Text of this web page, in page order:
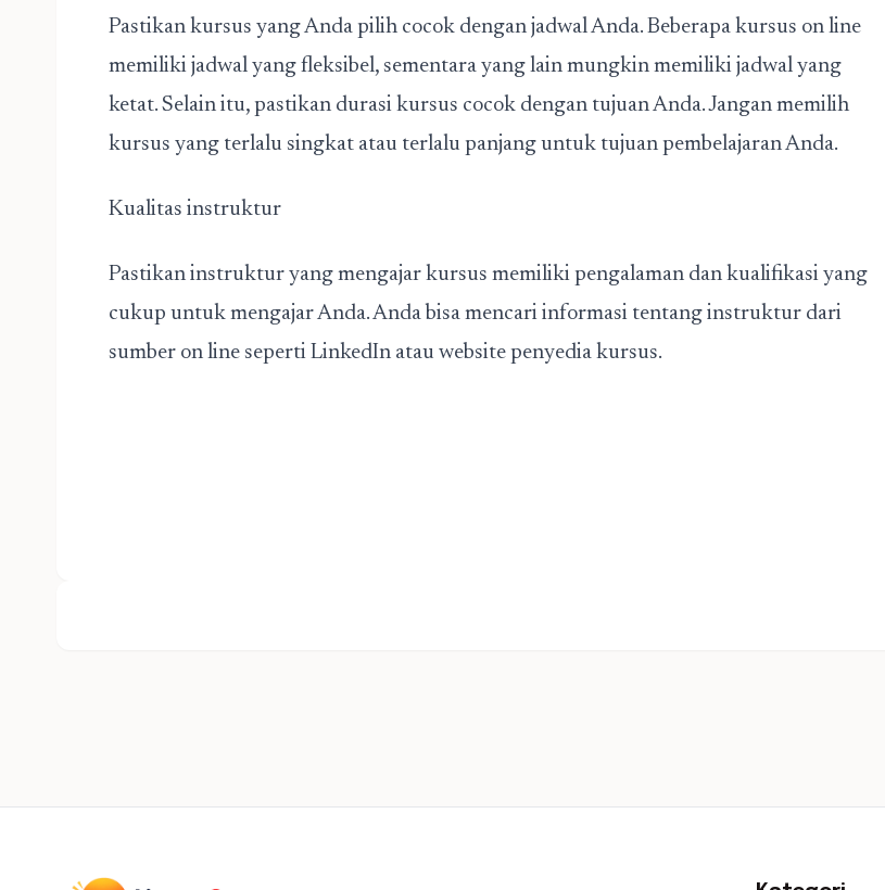
Pastikan kursus yang Anda pilih cocok dengan jadwal Anda. Beberapa kursus on line
memiliki jadwal yang fleksibel, sementara yang lain mungkin memiliki jadwal yang
ketat. Selain itu, pastikan durasi kursus cocok dengan tujuan Anda. Jangan memilih
kursus yang terlalu singkat atau terlalu panjang untuk tujuan pembelajaran Anda.
Kualitas instruktur
Pastikan instruktur yang mengajar kursus memiliki pengalaman dan kualifikasi yang
cukup untuk mengajar Anda. Anda bisa mencari informasi tentang instruktur dari
sumber on line seperti LinkedIn atau website penyedia kursus.